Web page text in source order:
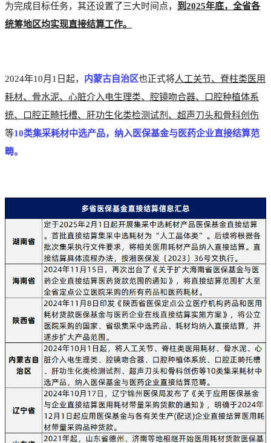
为完成目标任务，其还设置了三大时间点， 到2025年底，全省各
统筹地区均实现直接结算工作。
2024年10月1日起， 内蒙古自治区也正式将人工关节、脊柱类医用
耗材、骨水泥、心脏介入电生理类、腔镜吻合器、口腔种植体系
统、口腔正畸托槽、肝功生化类检测试剂、超声刀头和骨科创伤
等10类集采耗材中选产品，纳入医保基金与医药企业直接结算范
畴。